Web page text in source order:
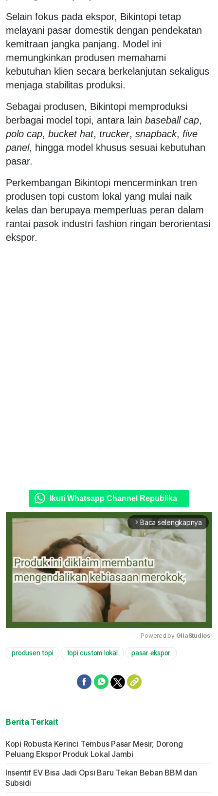
Selain fokus pada ekspor, Bikintopi tetap
melayani pasar domestik dengan pendekatan
kemitraan jangka panjang. Model ini
memungkinkan produsen memahami
kebutuhan klien secara berkelanjutan sekaligus
menjaga stabilitas produksi.
Sebagai produsen, Bikintopi memproduksi
berbagai model topi, antara lain baseball cap,
polo cap, bucket hat, trucker, snapback, five
panel, hingga model khusus sesuai kebutuhan
pasar.
Perkembangan Bikintopi mencerminkan tren
produsen topi custom lokal yang mulai naik
kelas dan berupaya memperluas peran dalam
rantai pasok industri fashion ringan berorientasi
ekspor.
Ikuti Whatsapp Channel Republika
arrow_forward_ios Baca selengkapnya
Powered by GliaStudios
produsen topi topi custom lokal pasar ekspor
Berita Terkait
Kopi Robusta Kerinci Tembus Pasar Mesir, Dorong
Peluang Ekspor Produk Lokal Jambi
Insentif EV Bisa Jadi Opsi Baru Tekan Beban BBM dan
Subsidi